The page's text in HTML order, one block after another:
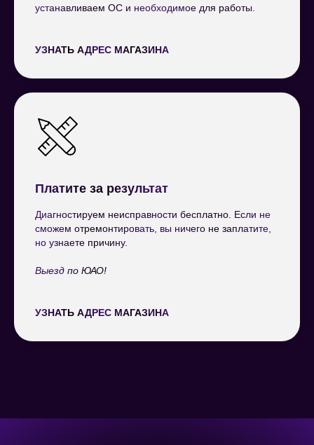
устанавливаем ОС и необходимое для работы.
УЗНАТЬ АДРЕС МАГАЗИНА
Платите за результат
Диагностируем неисправности бесплатно. Если не
сможем отремонтировать, вы ничего не заплатите,
но узнаете причину.
Выезд по ЮАО!
УЗНАТЬ АДРЕС МАГАЗИНА